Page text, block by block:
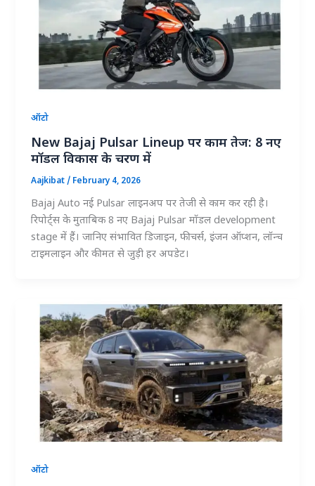
ऑटो
New Bajaj Pulsar Lineup पर काम तेज: 8 नए
मॉडल विकास के चरण में
Aajkibat/ February 4, 2026
Bajaj Auto नई Pulsar लाइनअप पर तेजी से काम कर रही है।
रिपोर्ट्स के मुताबिक 8 नए Bajaj Pulsar मॉडल development
stage में हैं। जानिए संभावित डिजाइन, फीचर्स, इंजन ऑप्शन, लॉन्च
टाइमलाइन और कीमत से जुड़ी हर अपडेट।
ऑटो